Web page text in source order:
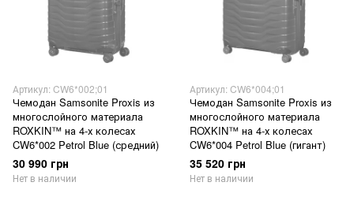
Артикул: CW6*002;01
Чемодан Samsonite Proxis из
многослойного материала
ROXKIN™ на 4-х колесах
CW6*002 Petrol Blue (средний)
30 990 грн
Нет в наличии
Артикул: CW6*004;01
Чемодан Samsonite Proxis из
многослойного материала
ROXKIN™ на 4-х колесах
CW6*004 Petrol Blue (гигант)
35 520 грн
Нет в наличии